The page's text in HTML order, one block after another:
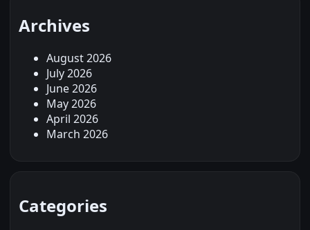
Archives
August 2026
July 2026
June 2026
May 2026
April 2026
March 2026
Categories